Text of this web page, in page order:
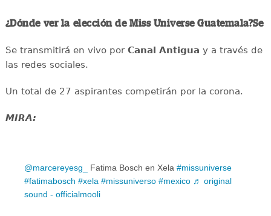
¿Dónde ver la elección de Miss Universe Guatemala?Se
Se transmitirá en vivo porCanal Antigua y a través de
las redes sociales.
Un total de 27 aspirantes competirán por la corona.
MIRA:
@marcereyesg_ Fatima Bosch en Xela #missuniverse
#fatimabosch #xela #missuniverso #mexico ♬ original
sound - officialmooli